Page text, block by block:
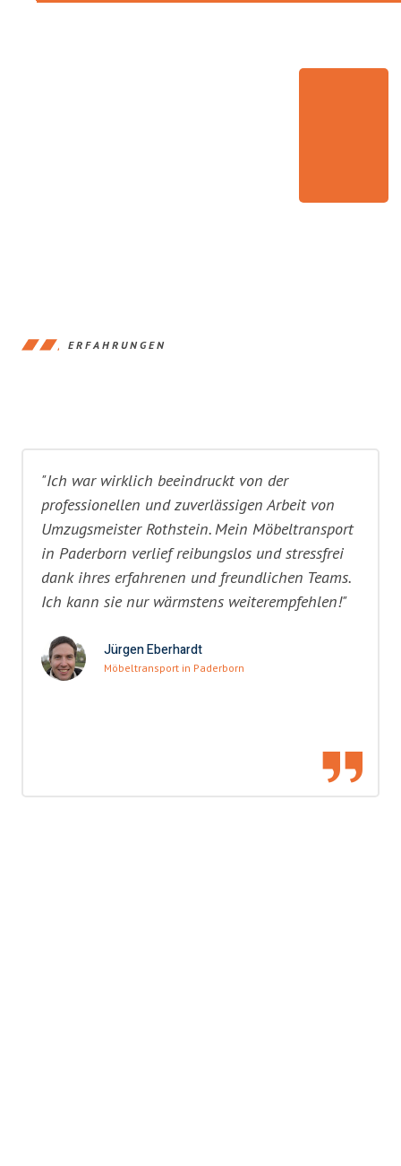
ERFAHRUNGEN
"Ich war wirklich beeindruckt von der
professionellen und zuverlässigen Arbeit von
Umzugsmeister Rothstein. Mein Möbeltransport
in Paderborn verlief reibungslos und stressfrei
dank ihres erfahrenen und freundlichen Teams.
Ich kann sie nur wärmstens weiterempfehlen!"
Jürgen Eberhardt
Möbeltransport in Paderborn